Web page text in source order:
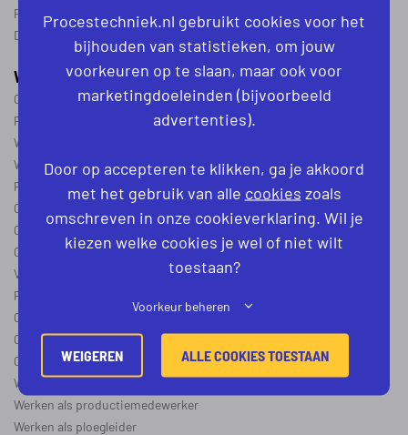
Ploegleider vacatures
Dagdienst vacatures
WERKEN IN DE PROCESTECHNIEK
Over de procestechniek
Ploegendienst
Wat is een procesoperator
Werken als procesoperator
Procesoperator in de
chemie, voedingsindustrie, farmacie
Operator A
Operator B
Operator C
Verschil operator A, B en C
Procesoperator salaris
Operator opleidingen
–vapro
Over de maakindustrie
Over de procesindustrie
Werken als monteur
Werken als productiemedewerker
Werken als ploegleider
Procestechniek.nl gebruikt cookies voor het
bijhouden van statistieken, om jouw
voorkeuren op te slaan, maar ook voor
marketingdoeleinden (bijvoorbeeld
advertenties).
Door op accepteren te klikken, ga je akkoord
met het gebruik van alle cookies zoals
omschreven in onze cookieverklaring. Wil je
kiezen welke cookies je wel of niet wilt
toestaan?
Voorkeur beheren
WEIGEREN ALLE COOKIES TOESTAAN